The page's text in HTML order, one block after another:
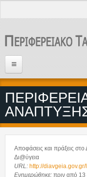
Παράκαμψη προς το κυρίως
Αρχική
Αποστολή του
Έργα του ΠΤΑ
Ροή άρθρων
ΚΑΤΗΓΟΡΙΕΣ
Αποφάσεις και πράξεις
Δι@ύγεια
URL: http://
Ενημερώθηκε: πριν από 13